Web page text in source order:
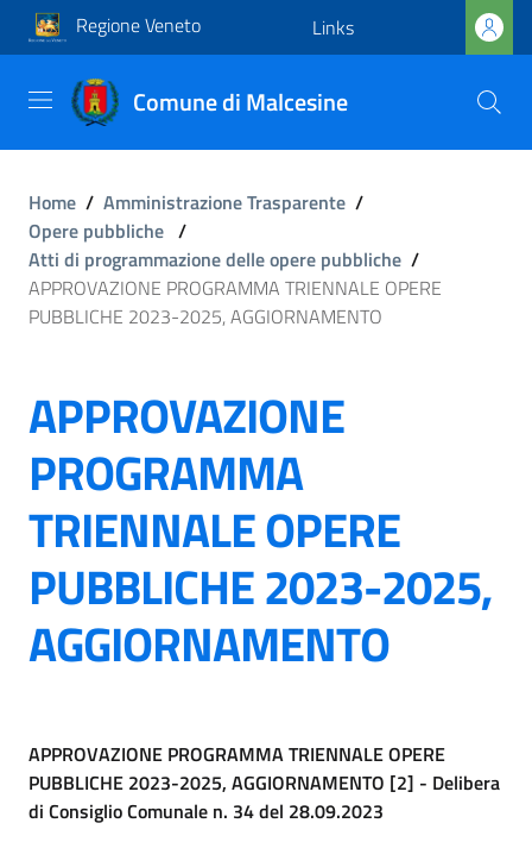
Regione Veneto Links
Comune di Malcesine
Home / Amministrazione Trasparente /
Opere pubbliche /
Atti di programmazione delle opere pubbliche /
APPROVAZIONE PROGRAMMA TRIENNALE OPERE
PUBBLICHE 2023-2025, AGGIORNAMENTO
APPROVAZIONE
PROGRAMMA
TRIENNALE OPERE
PUBBLICHE 2023-2025,
AGGIORNAMENTO
APPROVAZIONE PROGRAMMA TRIENNALE OPERE
PUBBLICHE 2023-2025, AGGIORNAMENTO [2] - Delibera
di Consiglio Comunale n. 34 del 28.09.2023